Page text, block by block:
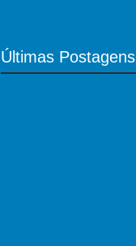
Últimas Postagens